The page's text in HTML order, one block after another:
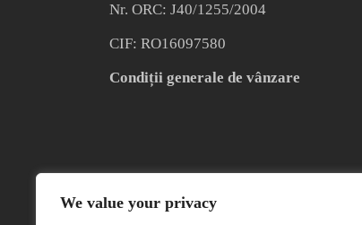
We value your privacy
Nr. ORC: J40/1255/2004
CIF: RO16097580
Condiții generale de vânzare